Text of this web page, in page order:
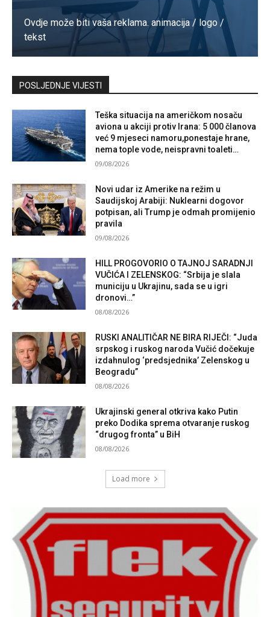
Ovdje može biti vaša reklama. animacija / logo /
tekst
Kontaktirajte nas
POSLJEDNJE VIJESTI
Teška situacija na američkom nosaču
aviona u akciji protiv Irana: 5 000 članova
već 9 mjeseci namoru,ponestaje hrane,
nema tople vode, neispravni toaleti…
09/08/2026
Novi udar iz Amerike na režim u
Saudijskoj Arabiji: Nuklearni dogovor
potpisan, ali Trump je odmah promijenio
pravila
09/08/2026
HILL PROGOVORIO O TAJNOJ SARADNJI
VUČIĆA I ZELENSKOG: “Srbija je slala
municiju u Ukrajinu, sada se u igri
dronovi…”
08/08/2026
RUSKI ANALITIČAR NE BIRA RIJEČI: “Juda
srpskog i ruskog naroda Vučić dočekuje
izdahnulog ‘predsjednika’ Zelenskog u
Beogradu”
08/08/2026
Ukrajinski general otkriva kako Putin
preko Dodika sprema otvaranje ruskog
“drugog fronta” u BiH
08/08/2026
Load more